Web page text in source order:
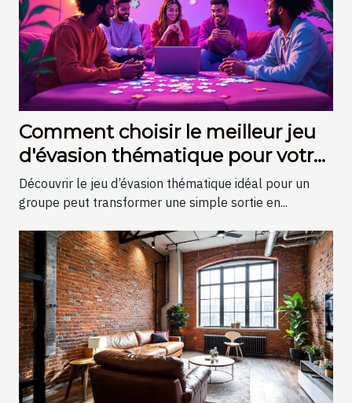
Comment choisir le meilleur jeu
d'évasion thématique pour votre
groupe ?
Découvrir le jeu d’évasion thématique idéal pour un
groupe peut transformer une simple sortie en...